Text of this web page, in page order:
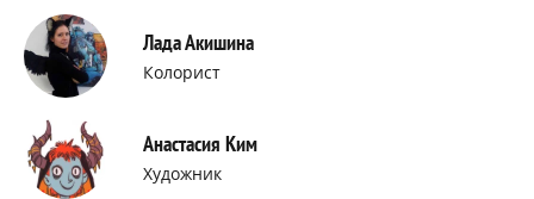
Лада Акишина
Колорист
Анастасия Ким
Художник